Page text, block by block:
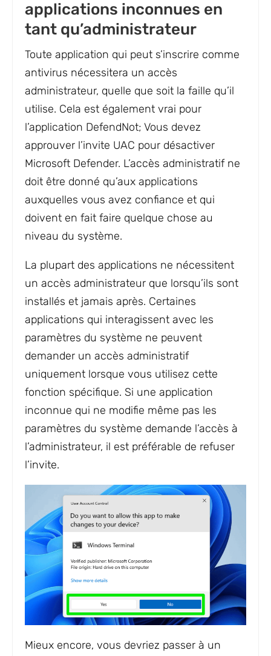
applications inconnues en
tant qu’administrateur
Toute application qui peut s’inscrire comme
antivirus nécessitera un accès
administrateur, quelle que soit la faille qu’il
utilise. Cela est également vrai pour
l’application DefendNot; Vous devez
approuver l’invite UAC pour désactiver
Microsoft Defender. L’accès administratif ne
doit être donné qu’aux applications
auxquelles vous avez confiance et qui
doivent en fait faire quelque chose au
niveau du système.
La plupart des applications ne nécessitent
un accès administrateur que lorsqu’ils sont
installés et jamais après. Certaines
applications qui interagissent avec les
paramètres du système ne peuvent
demander un accès administratif
uniquement lorsque vous utilisez cette
fonction spécifique. Si une application
inconnue qui ne modifie même pas les
paramètres du système demande l’accès à
l’administrateur, il est préférable de refuser
l’invite.
Mieux encore, vous devriez passer à un